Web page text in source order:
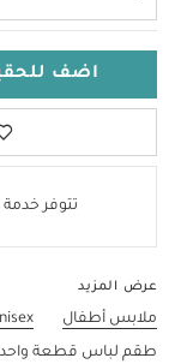
اضف
تتوفر خدمة
عرض المزيد
ملابس أطفال
طقم لباس قطعة